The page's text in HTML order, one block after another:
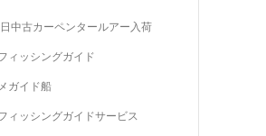
中古カーペンタールアー入荷
ィッシングガイド
ガイド船
ィッシングガイドサービス